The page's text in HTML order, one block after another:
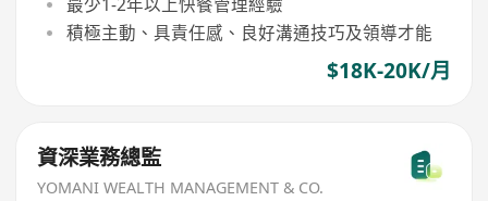
積極主動、具責任感、良好溝通技巧及領導才能
$18K-20K/月
資深業務總監
YOMANI WEALTH MANAGEMENT & CO.